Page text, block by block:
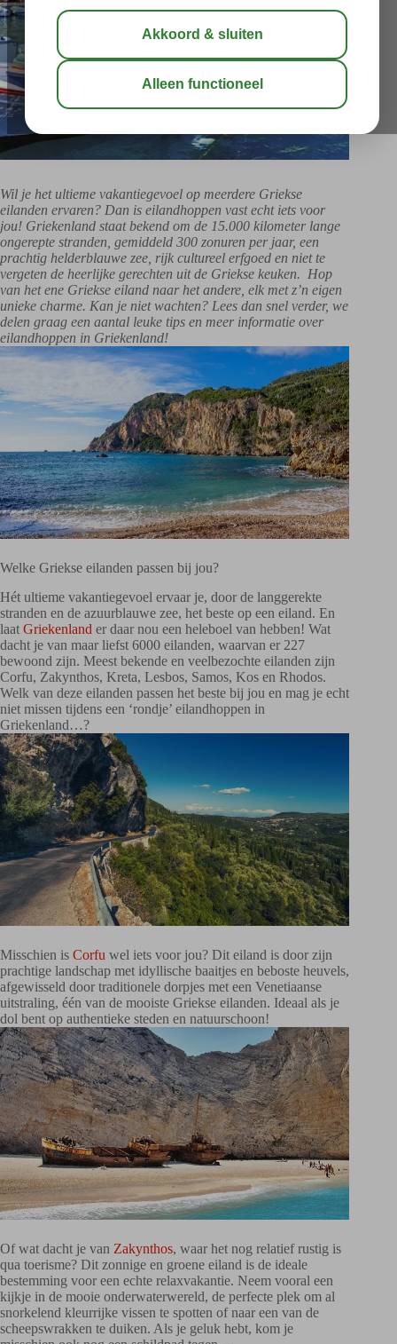
Wil je het ultieme vakantiegevoel op meerdere Griekse
eilanden ervaren? Dan is eilandhoppen vast echt iets voor
jou! Griekenland staat bekend om de 15.000 kilometer lange
ongerepte stranden, gemiddeld 300 zonuren per jaar, een
prachtig helderblauwe zee, rijk cultureel erfgoed en niet te
vergeten de heerlijke gerechten uit de Griekse keuken. Hop
van het ene Griekse eiland naar het andere, elk met z’n eigen
unieke charme. Kan je niet wachten? Lees dan snel verder, we
delen graag een aantal leuke tips en meer informatie over
eilandhoppen in Griekenland!
Welke Griekse eilanden passen bij jou?
Hét ultieme vakantiegevoel ervaar je, door de langgerekte
stranden en de azuurblauwe zee, het beste op een eiland. En
laat Griekenland er daar nou een heleboel van hebben! Wat
dacht je van maar liefst 6000 eilanden, waarvan er 227
bewoond zijn. Meest bekende en veelbezochte eilanden zijn
Corfu, Zakynthos, Kreta, Lesbos, Samos, Kos en Rhodos.
Welk van deze eilanden passen het beste bij jou en mag je echt
niet missen tijdens een ‘rondje’ eilandhoppen in
Griekenland…?
Misschien is Corfu wel iets voor jou? Dit eiland is door zijn
prachtige landschap met idyllische baaitjes en beboste heuvels,
afgewisseld door traditionele dorpjes met een Venetiaanse
uitstraling, één van de mooiste Griekse eilanden. Ideaal als je
dol bent op authentieke steden en natuurschoon!
Of wat dacht je van Zakynthos, waar het nog relatief rustig is
qua toerisme? Dit zonnige en groene eiland is de ideale
bestemming voor een echte relaxvakantie. Neem vooral een
kijkje in de mooie onderwaterwereld, de perfecte plek om al
snorkelend kleurrijke vissen te spotten of naar een van de
scheepswrakken te duiken. Als je geluk hebt, kom je